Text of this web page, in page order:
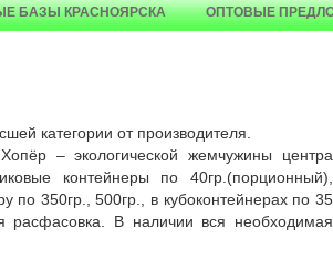
БАЗЫ КРАСНОЯРСКА ОПТОВЫЕ
категории от производителя.
– экологической жемчужины центра
контейнеры по 40гр.(порционный),
по 350гр., 500гр., в кубоконтейнерах по 35
расфасовка. В наличии вся необходимая